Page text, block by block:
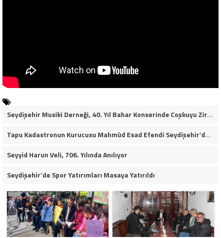
Seydişehir Musiki Derneği, 40. Yıl Bahar Konserinde Coşkuyu Zirveye Taşıdı (VİDEO HABER)
Tapu Kadastronun Kurucusu Mahmûd Esad Efendi Seydişehir’de Anıldı
Seyyid Harun Veli, 706. Yılında Anılıyor
Seydişehir’de Spor Yatırımları Masaya Yatırıldı